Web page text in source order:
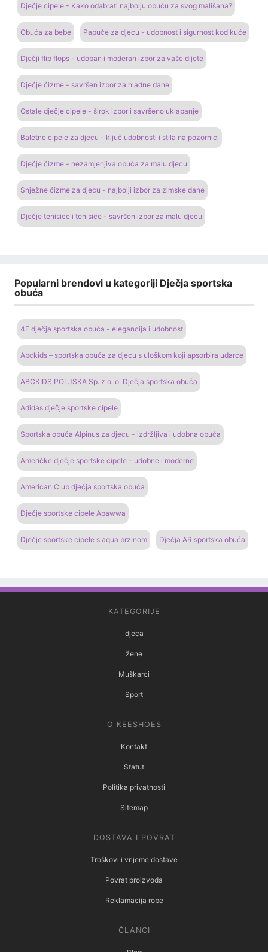
Dječje cipele - Kako odabrati najbolju obuću za svog mališana?
Obuća za bebe Papuče za djecu - udobnost i sigurnost kod kuće
Dječji flip flops - udoban i moderan izbor za vaše dijete
Dječje čizme - savršen izbor za hladne dane
Ostale dječje cipele - širok izbor i savršeno uklapanje
Baletne cipele za djecu - ključ udobnosti i stila na pozornici
Dječje čizme - nezamjenjiva obuća za malu djecu
Snježne čizme za djecu - najbolji izbor za zimske dane
Dječje tenisice i tenisice - savršen izbor za malu djecu
Popularni brendovi u kategoriji Dječja sportska
obuća
4F dječja sportska obuća - elegancija i udobnost
Abckids – sportska obuća za djecu s uloškom koji apsorbira udarce
ABCKIDS POLJSKA Sp. z o. o. Dječja sportska obuća
Adidas dječje sportske cipele
Sportska obuća Alpinus za djecu - izdržljiva i udobna obuća
Američke dječje sportske cipele - udobne i moderne
American Club dječja sportska obuća
Dječje sportske cipele Apawwa
Dječje sportske cipele s aqua brzinom Dječja AR sportska obuća
KATEGORIJE
djeca
žene
Muškarci
Sport
O KEESHOES
Kontakt
Statut
Politika privatnosti
Sitemap
DOSTAVA I POVRAT
Troškovi i vrijeme dostave
Povrat proizvoda
Reklamacija robe
ČLANCI